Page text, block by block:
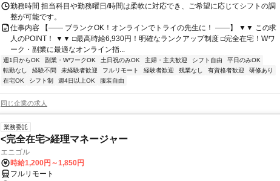
勤務時間 担当科目や勤務曜日/時間は柔軟に対応でき、ご希望に応じてシフトの調
整が可能です。
仕事内容 【―― ブランクOK！オンラインでトライの先生に！ ――】 ▼▼ この求
人のPOINT！ ▼▼ □最高時給6,930円！明確なランクアップ制度 □完全在宅！Wワ
ーク・副業に最適なオンライン指...
週1日からOK 副業・WワークOK 土日祝のみOK 主婦・主夫歓迎 シフト自由
平日のみOK
転勤なし
経験不問 未経験者歓迎 フルリモート 経験者歓迎 残業なし 有資格者歓迎
研修あり
在宅OK
シフト制 週4日以上OK 服装自由
同じ企業の求人
業務委託
<完全在宅>経理マネージャー
エニゴル
時給1,200円～1,850円
フルリモート